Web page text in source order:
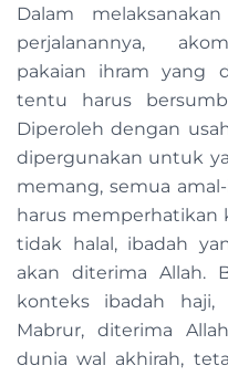
Dalam
perjalanannya,
pakaian ihram yang
tentu harus
Diperoleh dengan
dipergunakan untuk
memang, semua
harus memperhatikan
tidak halal, ibadah
akan diterima Allah.
konteks ibadah
Mabrur, diterima
dunia wal akhirah,